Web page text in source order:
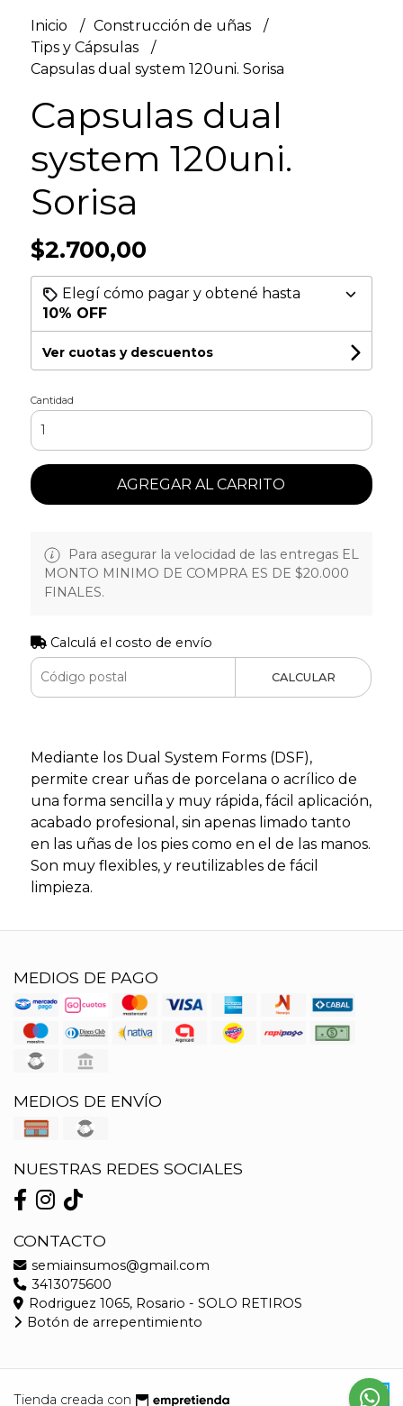
Inicio
Construcción de uñas
Tips y Cápsulas
Capsulas dual system 120uni. Sorisa
Capsulas dual
system 120uni.
Sorisa
$2.700,00
Elegí cómo pagar y obtené hasta
10% OFF
Ver cuotas y descuentos
Cantidad
AGREGAR AL CARRITO
Para asegurar la velocidad de las entregas EL
MONTO MINIMO DE COMPRA ES DE $20.000
FINALES.
Calculá el costo de envío
CALCULAR
Mediante los Dual System Forms (DSF),
permite crear uñas de porcelana o acrílico de
una forma sencilla y muy rápida, fácil aplicación,
acabado profesional, sin apenas limado tanto
en las uñas de los pies como en el de las manos.
Son muy flexibles, y reutilizables de fácil
limpieza.
MEDIOS DE PAGO
MEDIOS DE ENVÍO
NUESTRAS REDES SOCIALES
CONTACTO
semiainsumos@gmail.com
3413075600
Rodriguez 1065, Rosario - SOLO RETIROS
Botón de arrepentimiento
Tienda creada con